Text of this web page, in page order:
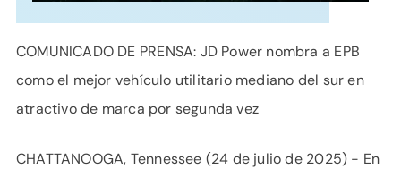
COMUNICADO DE PRENSA: JD Power nombra a EPB
como el mejor vehículo utilitario mediano del sur en
atractivo de marca por segunda vez
CHATTANOOGA, Tennessee (24 de julio de 2025) - En